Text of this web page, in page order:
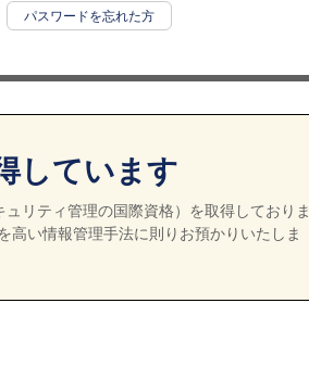
パスワードを忘れた方
しています
リティ管理の国際資格）を取得しておりま
高い情報管理手法に則りお預かりいたしま